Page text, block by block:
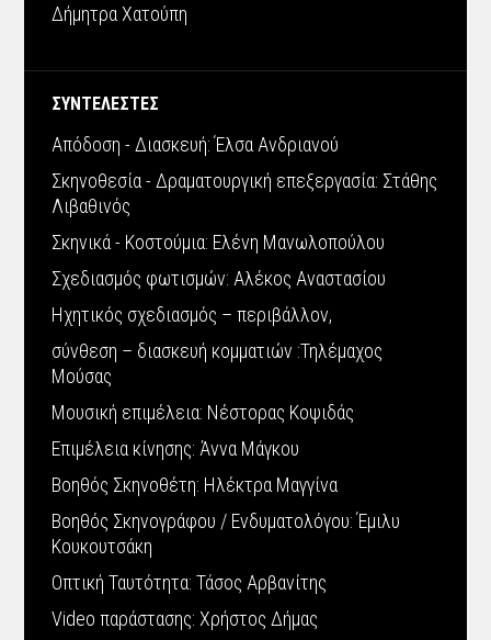
Δήμητρα Χατούπη
ΣΥΝΤΕΛΕΣΤΕΣ
Απόδοση - Διασκευή: Έλσα Ανδριανού
Σκηνοθεσία - Δραματουργική επεξεργασία: Στάθης
Λιβαθινός
Σκηνικά - Κοστούμια: Ελένη Μανωλοπούλου
Σχεδιασμός φωτισμών: Αλέκος Αναστασίου
Ηχητικός σχεδιασμός – περιβάλλον,
σύνθεση – διασκευή κομματιών :Τηλέμαχος
Μούσας
Μουσική επιμέλεια: Νέστορας Κοψιδάς
Επιμέλεια κίνησης: Άννα Μάγκου
Βοηθός Σκηνοθέτη: Ηλέκτρα Μαγγίνα
Βοηθός Σκηνογράφου / Ενδυματολόγου: Έμιλυ
Κουκουτσάκη
Οπτική Ταυτότητα: Τάσος Αρβανίτης
Video παράστασης: Χρήστος Δήμας